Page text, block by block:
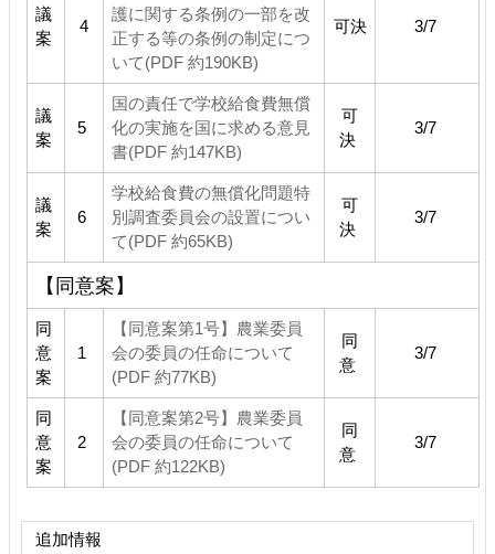
議
案
4
護に関する条例の一部を改
正する等の条例の制定につ
いて(PDF 約190KB)
可決 3/7
議
案
5
国の責任で学校給食費無償
化の実施を国に求める意見
書(PDF 約147KB)
可
決
3/7
議
案
6
学校給食費の無償化問題特
別調査委員会の設置につい
て(PDF 約65KB)
可
決
3/7
【同意案】
同
意
案
1
【同意案第1号】農業委員
会の委員の任命について
(PDF 約77KB)
同
意
3/7
同
意
案
2
【同意案第2号】農業委員
会の委員の任命について
(PDF 約122KB)
同
意
3/7
追加情報